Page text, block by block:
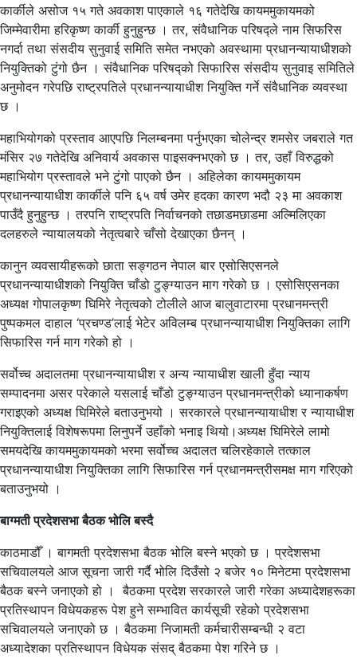
कार्कीले असोज १५ गते अवकाश पाएकाले १६ गतेदेखि कायममुकायमको
जिम्मेवारीमा हरिकृष्ण कार्की हुनुहुन्छ । तर, संवैधानिक परिषद्ले नाम सिफरिस
नगर्दा तथा संसदीय सुनुवाई समिति समेत नभएको अवस्थामा प्रधानन्यायाधीशको
नियुक्तिको टुंगो छैन । संवैधानिक परिषद्को सिफारिस संसदीय सुनुवाइ समितिले
अनुमोदन गरेपछि राष्ट्रपतिले प्रधानन्यायाधीश नियुक्ति गर्ने संवैधानिक व्यवस्था
छ ।
महाभियोगको प्रस्ताव आएपछि निलम्बनमा पर्नुभएका चोलेन्द्र शमसेर जबराले गत
मंसिर २७ गतेदेखि अनिवार्य अवकास पाइसक्नभएको छ । तर, उहाँ विरुद्धको
महाभियोग प्रस्तावले भने टुंगो पाएको छैन । अहिलेका कायममुकायम
प्रधानन्यायाधीश कार्कीले पनि ६५ वर्ष उमेर हदका कारण भदौ २३ मा अवकाश
पाउँदै हुनुहुन्छ । तरपनि राष्ट्रपति निर्वाचनको तछाडमछाडमा अल्मिलिएका
दलहरुले न्यायालयको नेतृत्वबारे चाँसो देखाएका छैनन् ।
कानुन व्यवसायीहरूको छाता सङ्गठन नेपाल बार एसोसिएसनले
प्रधानन्यायाधीशको नियुक्ति चाँडो टुङ्ग्याउन माग गरेको छ । एसोसिएसनका
अध्यक्ष गोपालकृष्ण घिमिरे नेतृत्वको टोलीले आज बालुवाटारमा प्रधानमन्त्री
पुष्पकमल दाहाल ‘प्रचण्ड’लाई भेटेर अविलम्ब प्रधानन्यायाधीश नियुक्तिका लागि
सिफारिस गर्न माग गरेको हो ।
सर्वोच्च अदालतमा प्रधानन्यायाधीश र अन्य न्यायाधीश खाली हुँदा न्याय
सम्पादनमा असर परेकाले यसलाई चाँडो टुङ्ग्याउन प्रधानमन्त्रीको ध्यानाकर्षण
गराइएको अध्यक्ष घिमिरेले बताउनुभयो । सरकारले प्रधानन्यायाधीश र न्यायाधीश
नियुक्तिलाई विशेषरूपमा लिनुपर्ने उहाँको भनाइ थियो।अध्यक्ष घिमिरेले लामो
समयदेखि कायममुकायमको भरमा सर्वोच्च अदालत चलिरहेकाले तत्काल
प्रधानन्यायाधीश नियुक्तिका लागि सिफारिस गर्न प्रधानमन्त्रीसमक्ष माग गरिएको
बताउनुभयो ।
बाग्मती प्रदेशसभा बैठक भोलि बस्दै
काठमाडौँ । बागमती प्रदेशसभा बैठक भोलि बस्ने भएको छ । प्रदेशसभा
सचिवालयले आज सूचना जारी गर्दै भोलि दिउँसो २ बजेर १० मिनेटमा प्रदेशसभा
बैठक बस्ने जनाएको हो । बैठकमा प्रदेश सरकारले जारी गरेका अध्यादेशहरूका
प्रतिस्थापन विधेयकहरू पेश हुने सम्भावित कार्यसूची रहेको प्रदेशसभा
सचिवालयले जनाएको छ । बैठकमा निजामती कर्मचारीसम्बन्धी २ वटा
अध्यादेशका प्रतिस्थापन विधेयक संसद् बैठकमा पेश गरिने छ ।